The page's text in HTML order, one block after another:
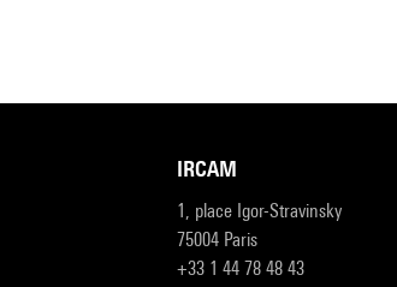
IRCAM
1, place Igor-Stravinsky
75004 Paris
+33 1 44 78 48 43